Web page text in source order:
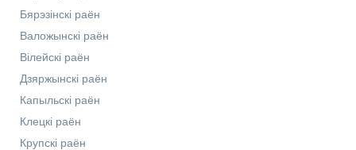
Бярэзінскі раён
Валожынскі раён
Вілейскі раён
Дзяржынскі раён
Капыльскі раён
Клецкі раён
Крупскі раён